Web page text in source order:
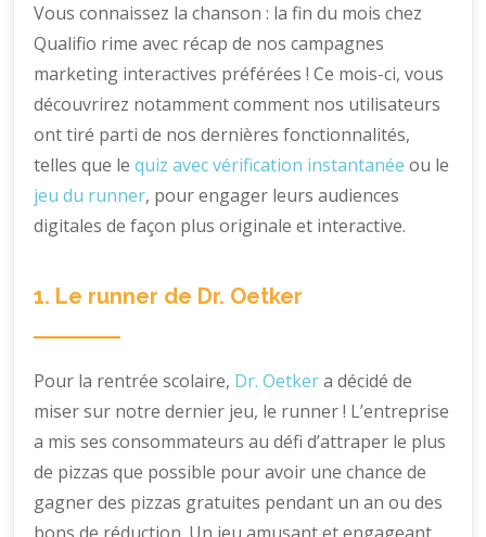
Vous connaissez la chanson : la fin du mois chez
Qualifio rime avec récap de nos campagnes
marketing interactives préférées ! Ce mois-ci, vous
découvrirez notamment comment nos utilisateurs
ont tiré parti de nos dernières fonctionnalités,
telles que lequiz avec vérification instantanée ou le
jeu du runner, pour engager leurs audiences
digitales de façon plus originale et interactive.
1. Le runner de Dr. Oetker
Pour la rentrée scolaire, Dr. Oetkera décidé de
miser sur notre dernier jeu, le runner ! L’entreprise
a mis ses consommateurs au défi d’attraper le plus
de pizzas que possible pour avoir une chance de
gagner des pizzas gratuites pendant un an ou des